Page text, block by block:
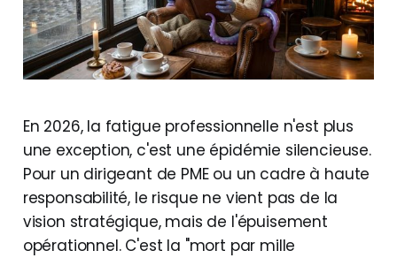
En 2026, la fatigue professionnelle n'est plus
une exception, c'est une épidémie silencieuse.
Pour un dirigeant de PME ou un cadre à haute
responsabilité, le risque ne vient pas de la
vision stratégique, mais de l'épuisement
opérationnel. C'est la "mort par mille